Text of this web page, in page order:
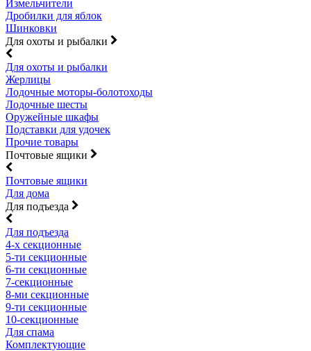
Измельчители
Дробилки для яблок
Шинковки
Для охоты и рыбалки
Для охоты и рыбалки
Жерлицы
Лодочные моторы-болотоходы
Лодочные шесты
Оружейные шкафы
Подставки для удочек
Прочие товары
Почтовые ящики
Почтовые ящики
Для дома
Для подъезда
Для подъезда
4-х секционные
5-ти секционные
6-ти секционные
7-секционные
8-ми секционные
9-ти секционные
10-секционные
Для спама
Комплектующие